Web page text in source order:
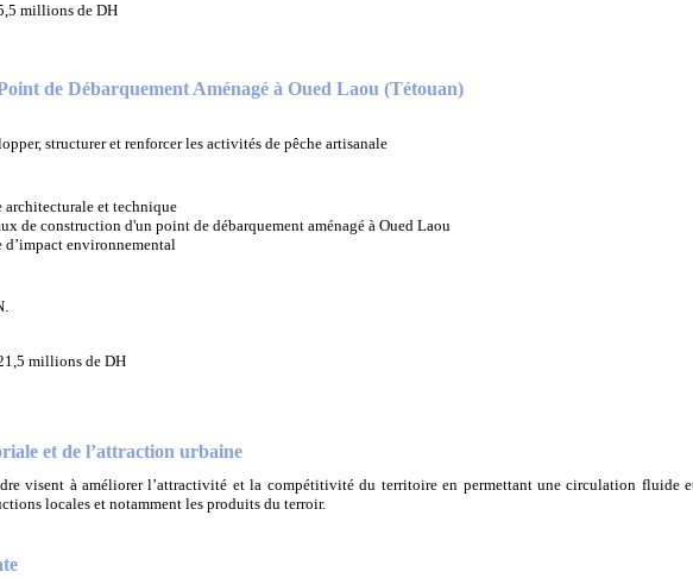
millions de DH
de Débarquement Aménagé à Oued Laou (Tétouan)
structurer et renforcer les activités de pêche artisanale
architecturale et technique
de construction d'un point de débarquement aménagé à Oued Laou
d’impact environnemental
.
millions de DH
et de l’attraction urbaine
visent à améliorer l’attractivité et la compétitivité du territoire en permettant une circulation fluide
locales et notamment les produits du terroir.